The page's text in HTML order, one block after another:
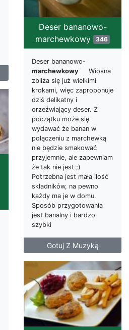
Deser bananowo-
marchewkowy
346
Deser bananowo-
marchewkowy Wiosna
zbliża się już wielkimi
krokami, więc zaproponuje
dziś delikatny i
orzeźwiający deser. Z
początku może się
wydawać że banan w
połączeniu z marchewką
nie będzie smakować
przyjemnie, ale zapewniam
że tak nie jest ;)
Potrzebna jest mała ilość
składników, na pewno
każdy ma je w domu.
Sposób przygotowania
jest banalny i bardzo
szybki
Gotuj Z Muzyką